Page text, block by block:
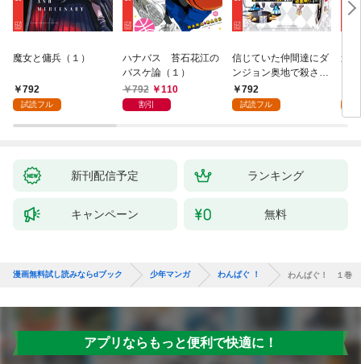
魔女と傭兵（１）
792
試読フル
ハナバス 苔石花江の
バスケ論（１）
792
110
割引
信じていた仲間達にダ
ンジョン奥地で殺され
かけたがギフト『無限
ガチャ』でレベル９９
（１）
792
試読フル
追
強
～
新刊配信予定 ランキング
キャンペーン 無料
漫画無料試し読みならdブック 少年マンガ わんぱぐ ！ わんぱぐ！ １巻
アプリならもっと便利で快適に！